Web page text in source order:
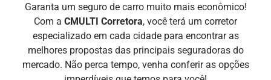
Garanta um seguro de carro muito mais econômico!
Com a CMULTI Corretora, você terá um corretor
especializado em cada cidade para encontrar as
melhores propostas das principais seguradoras do
mercado. Não perca tempo, venha conferir as opções